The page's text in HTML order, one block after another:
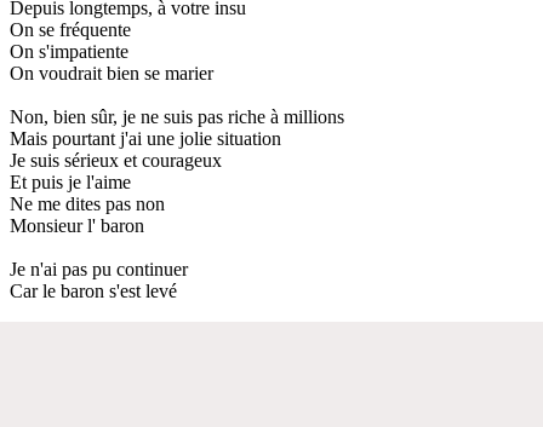
Depuis longtemps, à votre insu
On se fréquente
On s'impatiente
On voudrait bien se marier
Non, bien sûr, je ne suis pas riche à millions
Mais pourtant j'ai une jolie situation
Je suis sérieux et courageux
Et puis je l'aime
Ne me dites pas non
Monsieur l' baron
Je n'ai pas pu continuer
Car le baron s'est levé